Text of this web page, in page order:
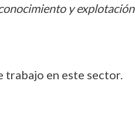
y explotación
trabajo en este sector.